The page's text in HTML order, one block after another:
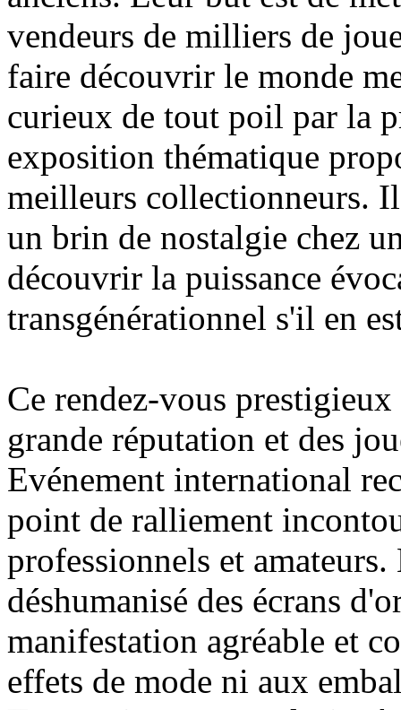
vendeurs de milliers de
faire découvrir le monde
curieux de tout poil par la
exposition thématique
meilleurs collectionneurs.
un brin de nostalgie chez
découvrir la puissance
transgénérationnel s'il en
Ce rendez-vous
grande réputation et des
Evénement international
point de ralliement
professionnels et
déshumanisé des écrans
manifestation agréable et
effets de mode ni aux